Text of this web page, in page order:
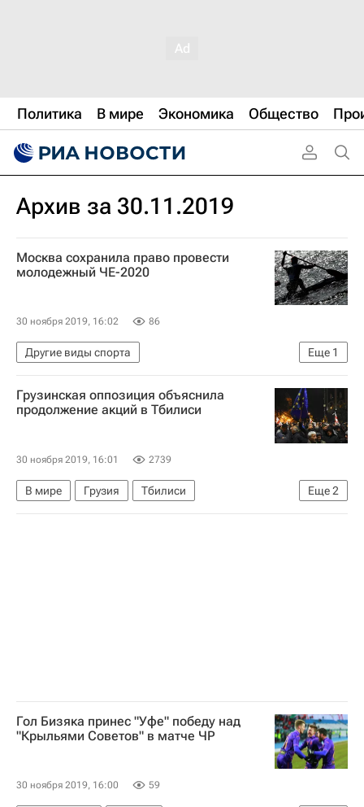
Политика В мире Экономика Общество
Архив за 30.11.2019
Москва сохранила право провести
молодежный ЧЕ-2020
30 ноября 2019, 16:02 86
Еще 1
Другие виды спорта
Всемирное антидопинговое агентство (WADA)
Грузинская оппозиция объяснила
продолжение акций в Тбилиси
30 ноября 2019, 16:01 2739
Еще2
В мире Грузия
Тбилиси
Григол Вашадзе
Протесты в Тбилиси
Гол Бизяка принес "Уфе" победу над
"Крыльями Советов" в матче ЧР
30 ноября 2019, 16:00 59